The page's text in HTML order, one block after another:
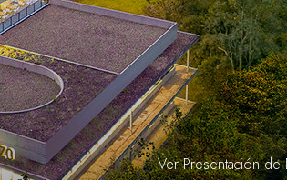
Ver Presentación de